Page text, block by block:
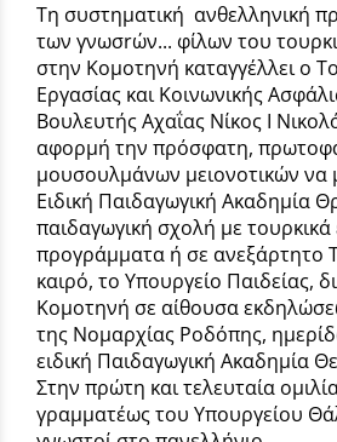
Τη συστηματική ανθελληνική
των γνωσrών... φίλων του
στην Κομοτηνή καταγγέλλει ο
Εργασίας και Κοινωνικής
Βουλευτής Αχαΐας Νίκος Ι
αφορμή την πρόσφατη,
μουσουλμάνων μειονοτικών να
Ειδική Παιδαγωγική Ακαδημία
παιδαγωγική σχολή με τουρκικά
προγράμματα ή σε ανεξάρτητο
καιρό, το Υπουργείο Παιδείας,
Κομοτηνή σε αίθουσα
της Νομαρχίας Ροδόπης,
ειδική Παιδαγωγική Ακαδημία
Στην πρώτη και τελευταία
γραμματέως του Υπουργείου